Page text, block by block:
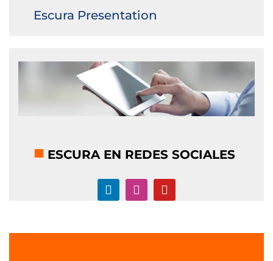
Escura Presentation
■ ESCURA EN REDES SOCIALES